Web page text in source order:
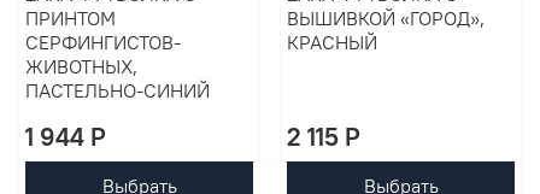
ПРИНТОМ
СЕРФИНГИСТОВ-
ЖИВОТНЫХ,
ПАСТЕЛЬНО-СИНИЙ
1 944 P
Выбрать
ВЫШИВКОЙ «ГОРОД»,
КРАСНЫЙ
2 115 P
Выбрать